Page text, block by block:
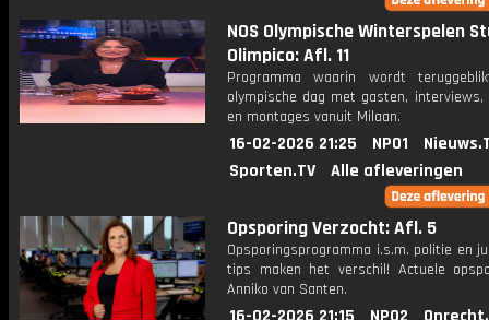
NOS Olympische Winterspelen
Olimpico: Afl. 11
Programma waarin wordt
olympische dag met gasten,
en montages vanuit Milaan.
16-02-2026 21:25 NPO1
Sporten.TV
Alle afleveringen
Opsporing Verzocht: Afl. 5
Opsporingsprogramma i.s.m. politie en
tips maken het verschil! Actuele
Anniko van Santen.